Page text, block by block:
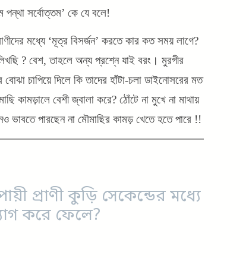
পন্থা সর্বোত্তম’ কে যে বলে!
মধ্যে ‘মূত্র বিসর্জন’ করতে কার কত সময় লাগে?
? বেশ, তাহলে অন্য প্রশ্নে যাই বরং। মুরগীর
চাপিয়ে দিলে কি তাদের হাঁটা-চলা ডাইনোসরের মত
কামড়ালে বেশী জ্বালা করে? ঠোঁটে না মুখে না মাথায়
ভাবতে পারছেন না মৌমাছির কামড় খেতে হতে পারে !!
প্রাণী কুড়ি সেকেন্ডের মধ্যে
করে ফেলে?